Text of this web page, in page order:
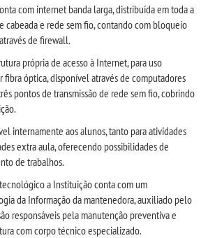
com internet banda larga, distribuída em toda a
cabeada e rede sem fio, contando com bloqueio
de firewall.
própria de acesso à Internet, para uso
fibra óptica, disponível através de computadores
pontos de transmissão de rede sem fio, cobrindo
internamente aos alunos, tanto para atividades
extra aula, oferecendo possibilidades de
de trabalhos.
a Instituição conta com um
da Informação da mantenedora, auxiliado pelo
responsáveis pela manutenção preventiva e
com corpo técnico especializado.